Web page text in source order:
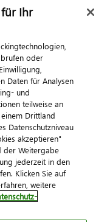
uns
Ihr
oder
Daten für Analysen
und
teilweise an
Drittland
Datenschutzniveau
akzeptieren"
der Weitergabe
jederzeit in den
Klicken Sie auf
weitere